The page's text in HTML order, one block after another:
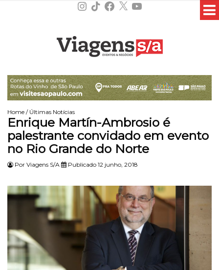
Instagram
TikTokFacebook
X YouTube
Home / Últimas Notícias
Enrique Martín-Ambrosio é
palestrante convidado em evento
no Rio Grande do Norte
Por Viagens S/A Publicado 12 junho, 2018